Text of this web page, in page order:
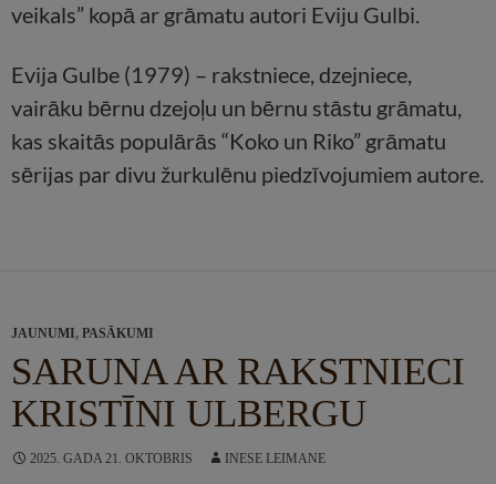
veikals” kopā ar grāmatu autori Eviju Gulbi.
Evija Gulbe (1979) – rakstniece, dzejniece,
vairāku bērnu dzejoļu un bērnu stāstu grāmatu,
kas skaitās populārās “Koko un Riko” grāmatu
sērijas par divu žurkulēnu piedzīvojumiem autore.
JAUNUMI, PASĀKUMI
SARUNA AR RAKSTNIECI
KRISTĪNI ULBERGU
2025. GADA 21. OKTOBRIS INESE LEIMANE